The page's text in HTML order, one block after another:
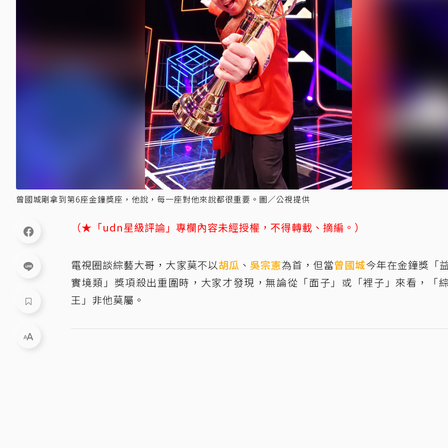
曾國城剛拿到第6座金鐘獎座，他說，每一座對他來說都很重要。圖／公視提供
（★「udn星級評論」專欄內容未經授權，不得轉載、摘編。）
電視圈談綜藝大哥，大家莫不以胡瓜 、 吳宗憲為首，但當曾國城今年在金鐘獎「
實境類」獎項殺出重圍時，大家才發現，無論從「面子」或「裡子」來看，「
王」非他莫屬。